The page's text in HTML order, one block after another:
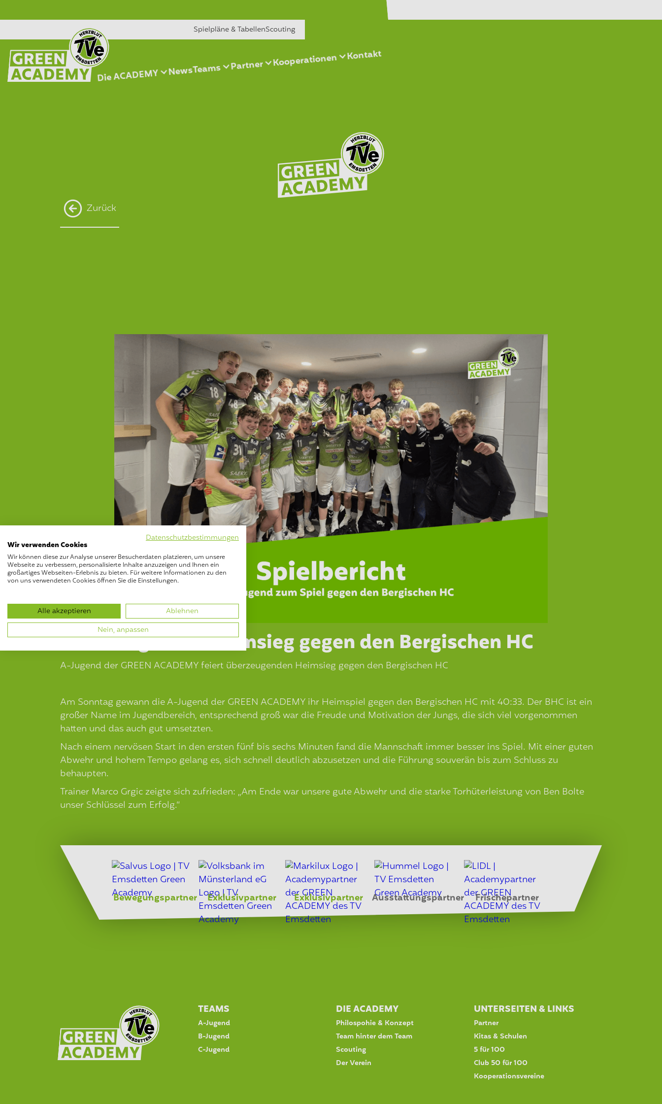
Spielpläne & TabellenScouting
Die ACADEMY NewsTeams Partner Kooperationen Kontakt
Zurück
Überzeugender Heimsieg gegen den Bergischen HC
A-Jugend der GREEN ACADEMY feiert überzeugenden Heimsieg gegen den Bergischen HC
Am Sonntag gewann die A-Jugend der GREEN ACADEMY ihr Heimspiel gegen den Bergischen HC mit 40:33. Der BHC ist ein
großer Name im Jugendbereich, entsprechend groß war die Freude und Motivation der Jungs, die sich viel vorgenommen
hatten und das auch gut umsetzten.
Nach einem nervösen Start in den ersten fünf bis sechs Minuten fand die Mannschaft immer besser ins Spiel. Mit einer guten
Abwehr und hohem Tempo gelang es, sich schnell deutlich abzusetzen und die Führung souverän bis zum Schluss zu
behaupten.
Trainer Marco Grgic zeigte sich zufrieden: „Am Ende war unsere gute Abwehr und die starke Torhüterleistung von Ben Bolte
unser Schlüssel zum Erfolg.“
Bewegungspartner Exklusivpartner Exklusivpartner Ausstattungspartner Frischepartner
TEAMS
A-Jugend
B-Jugend
C-Jugend
DIE ACADEMY
Philospohie & Konzept
Team hinter dem Team
Scouting
Der Verein
UNTERSEITEN & LINKS
Partner
Kitas & Schulen
5 für 100
Club 50 für 100
Kooperationsvereine
Datenschutzbestimmungen
Wir verwenden Cookies
Wir können diese zur Analyse unserer Besucherdaten platzieren, um unsere
Webseite zu verbessern, personalisierte Inhalte anzuzeigen und Ihnen ein
großartiges Webseiten-Erlebnis zu bieten. Für weitere Informationen zu den
von uns verwendeten Cookies öffnen Sie die Einstellungen.
Alle akzeptieren
Ablehnen
Nein, anpassen